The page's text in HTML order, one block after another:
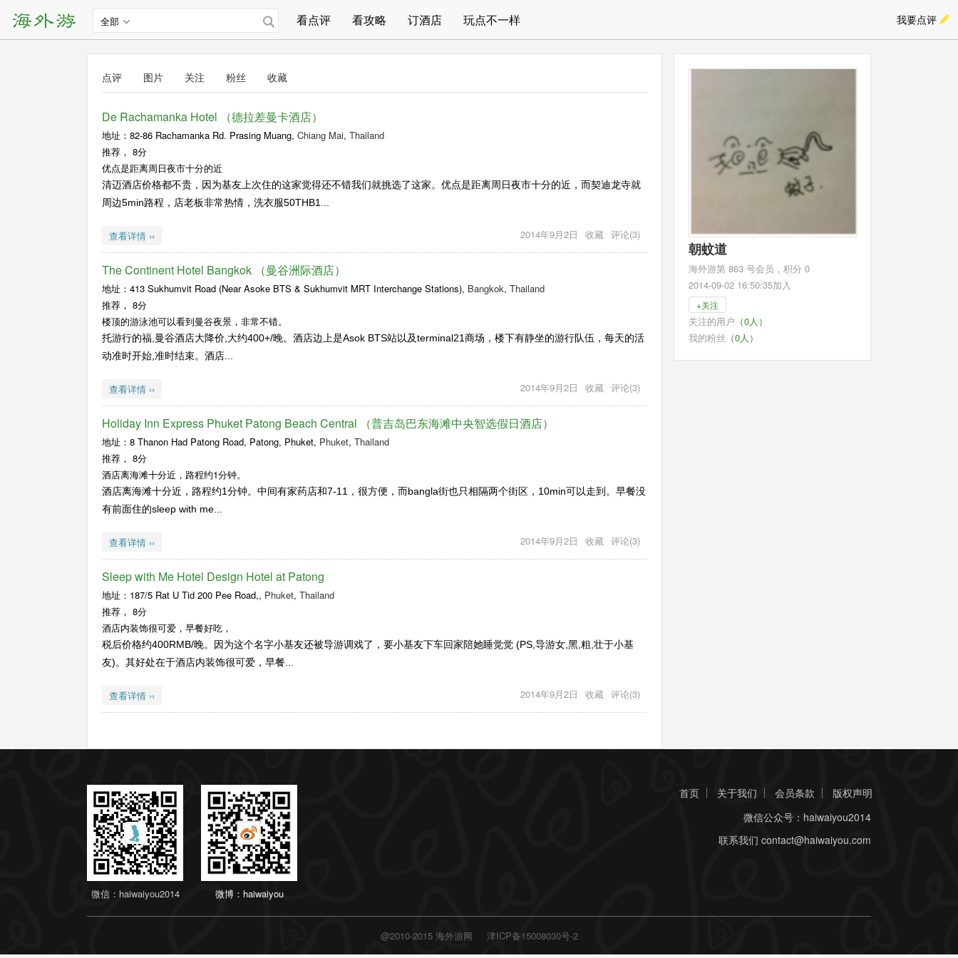
全部 看点评 看攻略 订酒店 玩点不一样 我要点评
朝蚊道
海外游第 863 号会员，积分 0
2014-09-02 16:50:35加入
+关注
关注的用户 （0人）
我的粉丝 （0人）
点评 图片 关注 粉丝 收藏
De Rachamanka Hotel （德拉差曼卡酒店）
地址：82-86 Rachamanka Rd. Prasing Muang, Chiang Mai, Thailand
推荐， 8分
优点是距离周日夜市十分的近
清迈酒店价格都不贵，因为基友上次住的这家觉得还不错我们就挑选了这家。优点是距离周日夜市十分的近，而契迪龙寺就
周边5min路程，店老板非常热情，洗衣服50THB1...
查看详情 ›› 评论(3)
收藏
2014年9月2日
The Continent Hotel Bangkok （曼谷洲际酒店）
地址：413 Sukhumvit Road (Near Asoke BTS & Sukhumvit MRT Interchange Stations), Bangkok, Thailand
推荐， 8分
楼顶的游泳池可以看到曼谷夜景，非常不错。
托游行的福,曼谷酒店大降价,大约400+/晚。酒店边上是Asok BTS站以及terminal21商场，楼下有静坐的游行队伍，每天的活
动准时开始,准时结束。酒店...
查看详情 ›› 评论(3)
收藏
2014年9月2日
Holiday Inn Express Phuket Patong Beach Central （普吉岛巴东海滩中央智选假日酒店）
地址：8 Thanon Had Patong Road, Patong, Phuket, Phuket, Thailand
推荐， 8分
酒店离海滩十分近，路程约1分钟。
酒店离海滩十分近，路程约1分钟。中间有家药店和7-11，很方便，而bangla街也只相隔两个街区，10min可以走到。早餐没
有前面住的sleep with me...
查看详情 ›› 评论(3)
收藏
2014年9月2日
Sleep with Me Hotel Design Hotel at Patong
地址：187/5 Rat U Tid 200 Pee Road,, Phuket, Thailand
推荐， 8分
酒店内装饰很可爱，早餐好吃，
税后价格约400RMB/晚。因为这个名字小基友还被导游调戏了，要小基友下车回家陪她睡觉觉 (PS,导游女,黑,粗,壮于小基
友)。其好处在于酒店内装饰很可爱，早餐...
查看详情 ›› 评论(3)
收藏
2014年9月2日
微信：haiwaiyou2014 微博：haiwaiyou
首页 关于我们 会员条款
版权声明
微信公众号：haiwaiyou2014
联系我们 contact@haiwaiyou.com
@2010-2015 海外游网 津ICP备15008030号-2